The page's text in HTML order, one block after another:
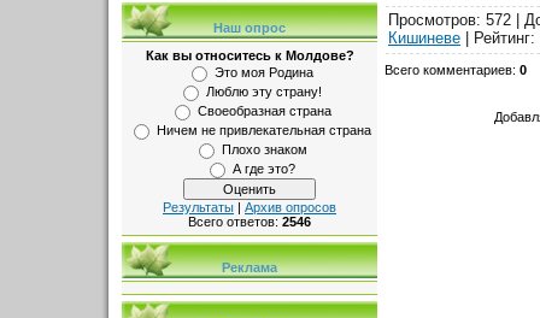
Наш опрос
Как вы относитесь к Молдове?
Это моя Родина
Люблю эту страну!
Своеобразная страна
Ничем не привлекательная страна
Плохо знаком
А где это?
Результаты | Архив опросов
Всего ответов: 2546
Реклама
Просмотров: 572 |
Кишиневе | Рейтинг:
Всего комментариев: 0